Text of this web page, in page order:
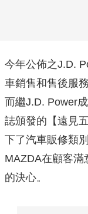
今年公佈之J.D.
車銷售和售後服
而繼J.D. Power
誌頒發的【遠見
下了汽車販修類
MAZDA在顧客滿
的決心。